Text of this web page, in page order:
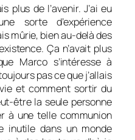
plus de l’avenir. J’ai eu
sorte d’expérience
mûrie, bien au-delà des
Ça n’avait plus
Marco s’intéresse à
pas ce que j’allais
et comment sortir du
être la seule personne
à une telle communion
inutile dans un monde